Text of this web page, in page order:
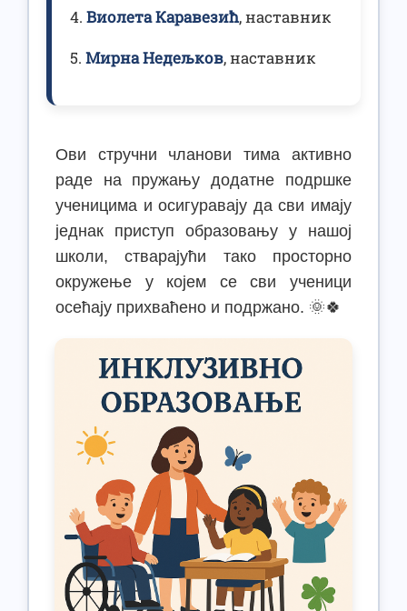
Виолета Каравезић, наставник
Мирна Недељков, наставник
Ови стручни чланови тима активно
раде на пружању додатне подршке
ученицима и осигуравају да сви имају
једнак приступ образовању у нашој
школи, стварајући тако просторно
окружење у којем се сви ученици
осећају прихваћено и подржано. 🌞🍀